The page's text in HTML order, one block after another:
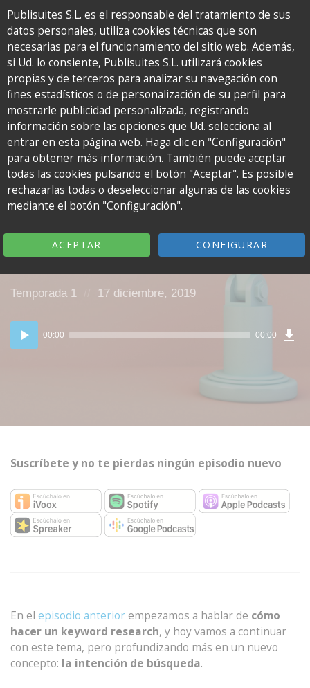
El
podcast
de
Publisuites
para
bloggers
4. ¡LA INTENCIÓN
DE BÚSQUEDA ES
LO QUE CUENTA!
Posted
Temporada 1
Posted
17 diciembre, 2019
Reproductor
de
00:00 00:00
Suscríbete y no te pierdas ningún episodio nuevo
En el episodio anterior empezamos a hablar de cómo
hacer un keyword research, y hoy vamos a continuar
con este tema, pero profundizando más en un nuevo
concepto: la intención de búsqueda.
Publisuites S.L. es el responsable del tratamiento de sus
datos personales, utiliza cookies técnicas que son
necesarias para el funcionamiento del sitio web. Además,
si Ud. lo consiente, Publisuites S.L. utilizará cookies
propias y de terceros para analizar su navegación con
fines estadísticos o de personalización de su perfil para
mostrarle publicidad personalizada, registrando
información sobre las opciones que Ud. selecciona al
entrar en esta página web. Haga clic en "Configuración"
para obtener más información. También puede aceptar
todas las cookies pulsando el botón "Aceptar". Es posible
rechazarlas todas o deseleccionar algunas de las cookies
mediante el botón "Configuración".
ACEPTAR CONFIGURAR